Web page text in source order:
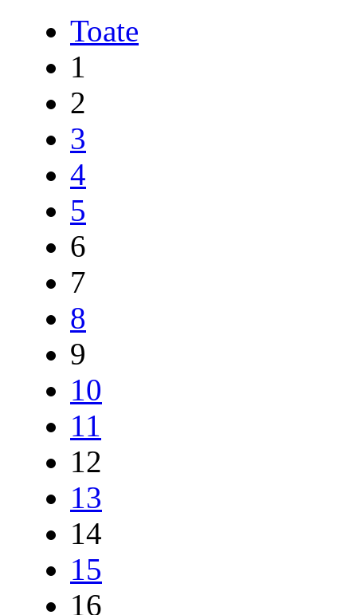
Toate
1
2
3
4
5
6
7
8
9
10
11
12
13
14
15
16